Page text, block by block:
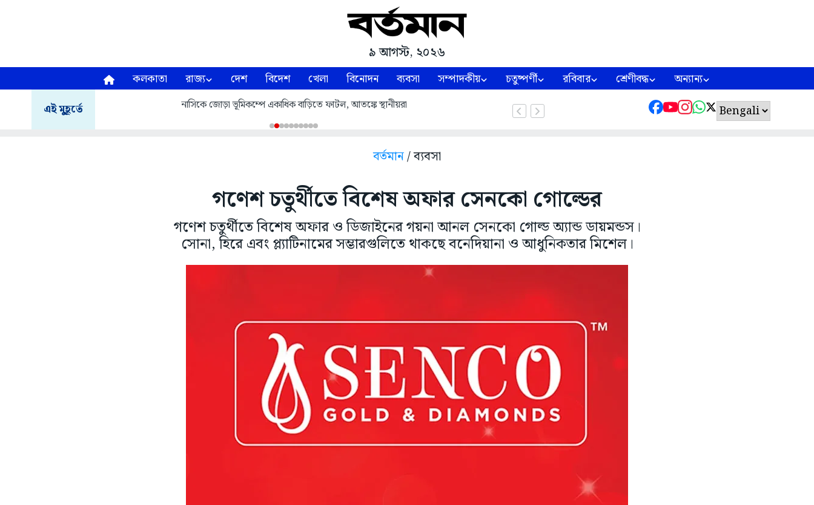
৯ আগস্ট, ২০২৬
কলকাতা রাজ্য দেশ বিদেশ খেলা বিনোদন ব্যবসা সম্পাদকীয় চতুষ্পর্ণী রবিবার শ্রেণীবদ্ধ অন্যান্য
এই মুহূর্তে নাসিকে জোড়া ভূমিকম্পে একাধিক বাড়িতে ফাটল, আতঙ্কে স্থানীয়রা
বর্তমান/ ব্যবসা
গণেশ চতুর্থীতে বিশেষ অফার সেনকো গোল্ডের
গণেশ চতুর্থীতে বিশেষ অফার ও ডিজাইনের গয়না আনল সেনকো গোল্ড অ্যান্ড ডায়মন্ডস।
সোনা, হিরে এবং প্ল্যাটিনামের সম্ভারগুলিতে থাকছে বনেদিয়ানা ও আধুনিকতার মিশেল।